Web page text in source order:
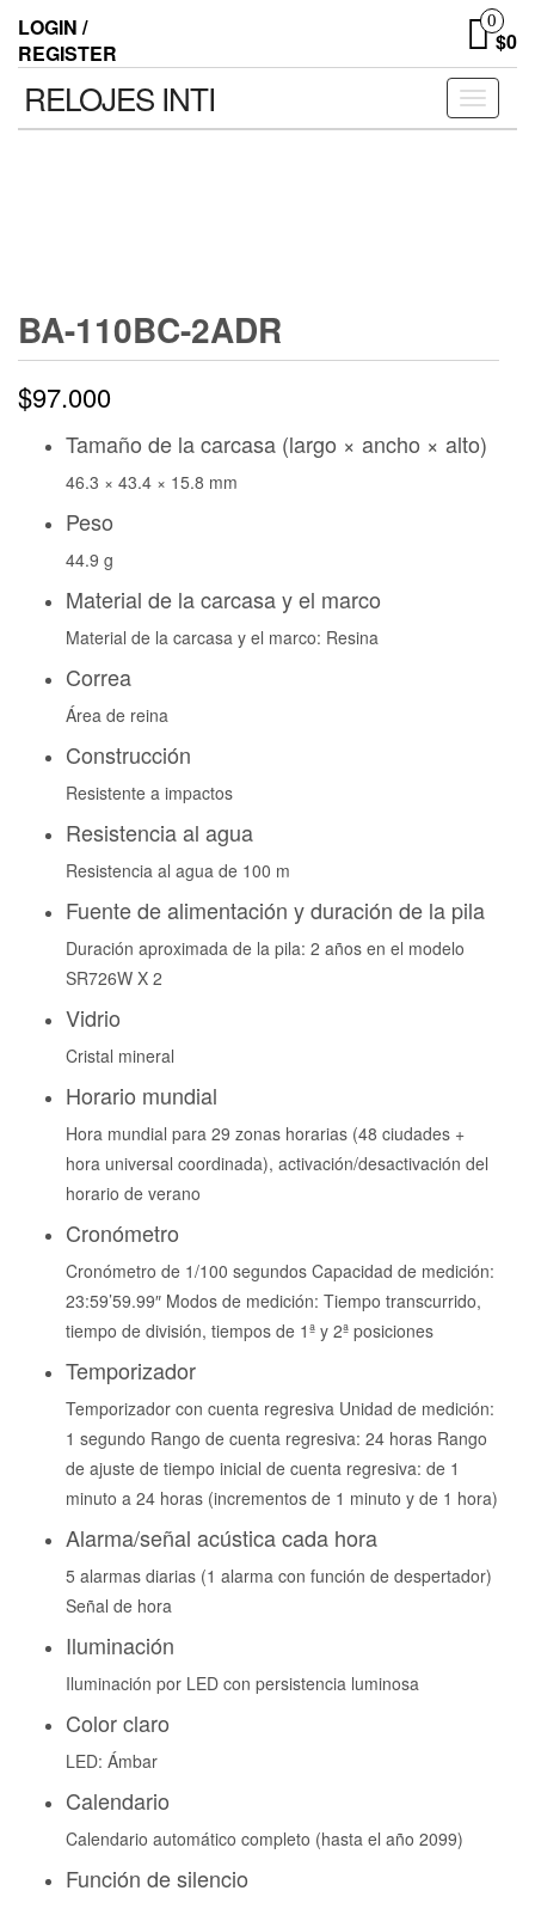
LOGIN /
REGISTER
0
$0
Toggle
RELOJES INTI
BA-110BC-2ADR
$97.000
Tamaño de la carcasa (largo × ancho × alto)
46.3 × 43.4 × 15.8 mm
Peso
44.9 g
Material de la carcasa y el marco
Material de la carcasa y el marco: Resina
Correa
Área de reina
Construcción
Resistente a impactos
Resistencia al agua
Resistencia al agua de 100 m
Fuente de alimentación y duración de la pila
Duración aproximada de la pila: 2 años en el modelo
SR726W X 2
Vidrio
Cristal mineral
Horario mundial
Hora mundial para 29 zonas horarias (48 ciudades +
hora universal coordinada), activación/desactivación del
horario de verano
Cronómetro
Cronómetro de 1/100 segundos Capacidad de medición:
23:59’59.99″ Modos de medición: Tiempo transcurrido,
tiempo de división, tiempos de 1ª y 2ª posiciones
Temporizador
Temporizador con cuenta regresiva Unidad de medición:
1 segundo Rango de cuenta regresiva: 24 horas Rango
de ajuste de tiempo inicial de cuenta regresiva: de 1
minuto a 24 horas (incrementos de 1 minuto y de 1 hora)
Alarma/señal acústica cada hora
5 alarmas diarias (1 alarma con función de despertador)
Señal de hora
Iluminación
Iluminación por LED con persistencia luminosa
Color claro
LED: Ámbar
Calendario
Calendario automático completo (hasta el año 2099)
Función de silencio